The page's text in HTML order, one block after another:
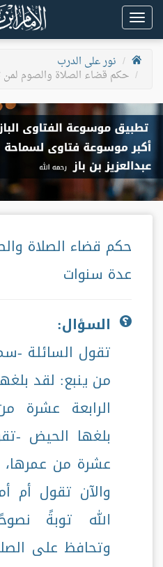
Toggle
navigation
نور على الدرب
حكم قضاء الصلاة والصوم لمن
حكم قضاء الصلاة
عدة سنوات
السؤال:
تقول السائلة -
من ينبع: لقد
الرابعة عشرة
بلغها الحيض -
عشرة من
والآن تقول أم
الله توبةً
وتحافظ على